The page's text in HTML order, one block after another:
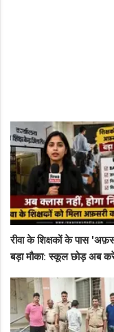
रीवा के शिक्षकों के पास
बड़ा मौका: स्कूल छोड़ अब
पर निकली भर्ती!